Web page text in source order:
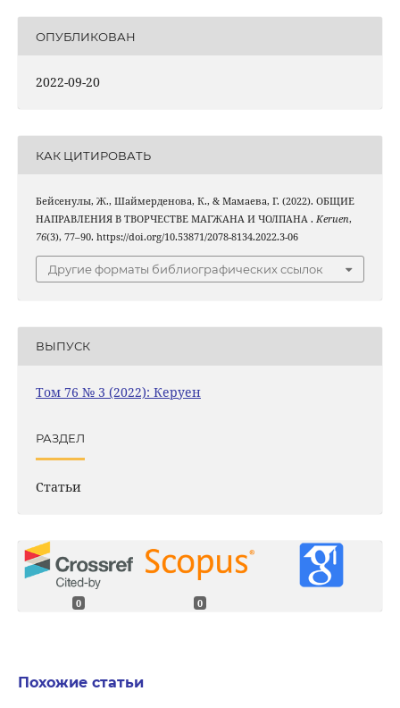
ОПУБЛИКОВАН
2022-09-20
КАК ЦИТИРОВАТЬ
Бейсенулы, Ж., Шаймерденова, К., & Мамаева, Г. (2022). ОБЩИЕ
НАПРАВЛЕНИЯ В ТВОРЧЕСТВЕ МАГЖАНА И ЧОЛПАНА . Keruen,
76(3), 77–90. https://doi.org/10.53871/2078-8134.2022.3-06
Другие форматы библиографических ссылок
ВЫПУСК
Том 76 № 3 (2022): Керуен
РАЗДЕЛ
Статьи
0 0
Похожие статьи